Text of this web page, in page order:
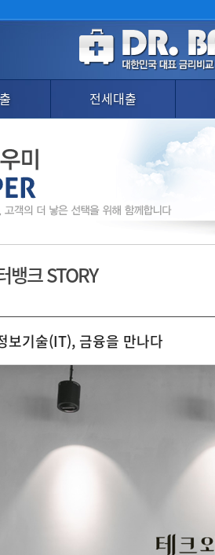
전세대출
뱅크 STORY
보기술(IT), 금융을 만나다